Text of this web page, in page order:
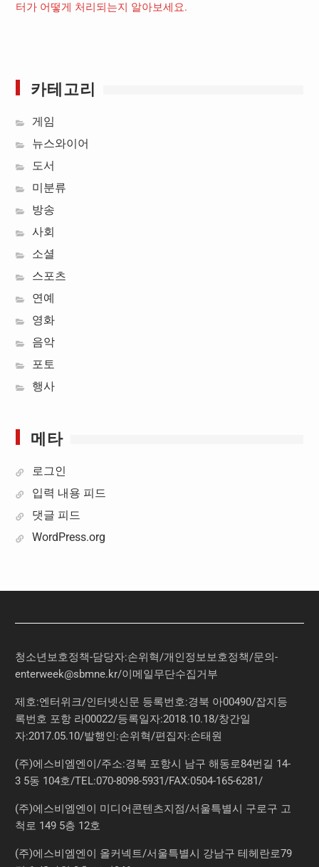
터가 어떻게 처리되는지 알아보세요.
카테고리
게임
뉴스와이어
도서
미분류
방송
사회
소셜
스포츠
연예
영화
음악
포토
행사
메타
로그인
입력 내용 피드
댓글 피드
WordPress.org
청소년보호정책-담당자:손위혁/개인정보보호정책/문의-
enterweek@sbmne.kr/이메일무단수집거부
제호:엔터위크/인터넷신문 등록번호:경북 아00490/잡지등
록번호 포항 라00022/등록일자:2018.10.18/창간일
자:2017.05.10/발행인:손위혁/편집자:손태원
(주)에스비엠엔이/주소:경북 포항시 남구 해동로84번길 14-
3 5동 104호/TEL:070-8098-5931/FAX:0504-165-6281/
(주)에스비엠엔이 미디어콘텐츠지점/서울특별시 구로구 고
척로 149 5층 12호
(주)에스비엠엔이 올커넥트/서울특별시 강남구 테헤란로79